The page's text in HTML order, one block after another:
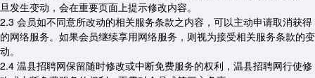
旦发生变动，会在重要页面上提示修改内容。
2.3 会员如不同意所改动的相关服务条款之内容，可以主动申请取消获得
的网络服务。如果会员继续享用网络服务，则视为接受相关服务条款的变
动。
2.4 温县招聘网保留随时修改或中断免费服务的权利，温县招聘网行使修